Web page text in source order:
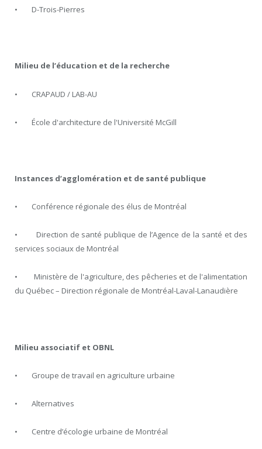
• D-Trois-Pierres
Milieu de l’éducation et de la recherche
• CRAPAUD / LAB-AU
• École d'architecture de l'Université McGill
Instances d’agglomération et de santé publique
• Conférence régionale des élus de Montréal
• Direction de santé publique de l’Agence de la santé et des
services sociaux de Montréal
• Ministère de l'agriculture, des pêcheries et de l'alimentation
du Québec – Direction régionale de Montréal-Laval-Lanaudière
Milieu associatif et OBNL
• Groupe de travail en agriculture urbaine
• Alternatives
• Centre d’écologie urbaine de Montréal